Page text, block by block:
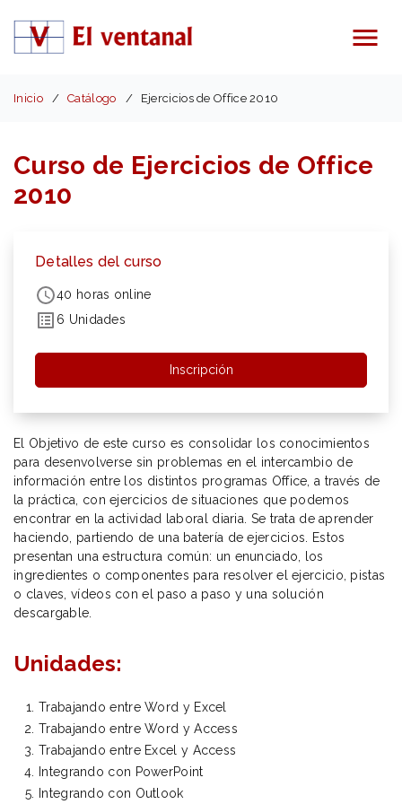
Menú
Inicio Catálogo Ejercicios de Office 2010
Curso de Ejercicios de Office
2010
Detalles del curso
40 horas online
6 Unidades
Inscripción
El Objetivo de este curso es consolidar los conocimientos
para desenvolverse sin problemas en el intercambio de
información entre los distintos programas Office, a través de
la práctica, con ejercicios de situaciones que podemos
encontrar en la actividad laboral diaria. Se trata de aprender
haciendo, partiendo de una batería de ejercicios. Estos
presentan una estructura común: un enunciado, los
ingredientes o componentes para resolver el ejercicio, pistas
o claves, vídeos con el paso a paso y una solución
descargable.
Unidades:
Trabajando entre Word y Excel
Trabajando entre Word y Access
Trabajando entre Excel y Access
Integrando con PowerPoint
Integrando con Outlook